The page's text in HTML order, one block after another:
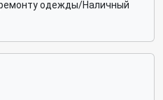
одежды/Наличный